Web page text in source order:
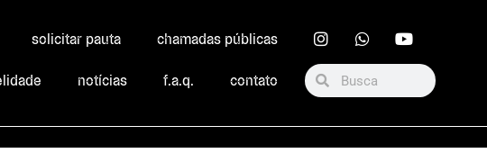
solicitar pauta chamadas públicas
notícias f.a.q. contato